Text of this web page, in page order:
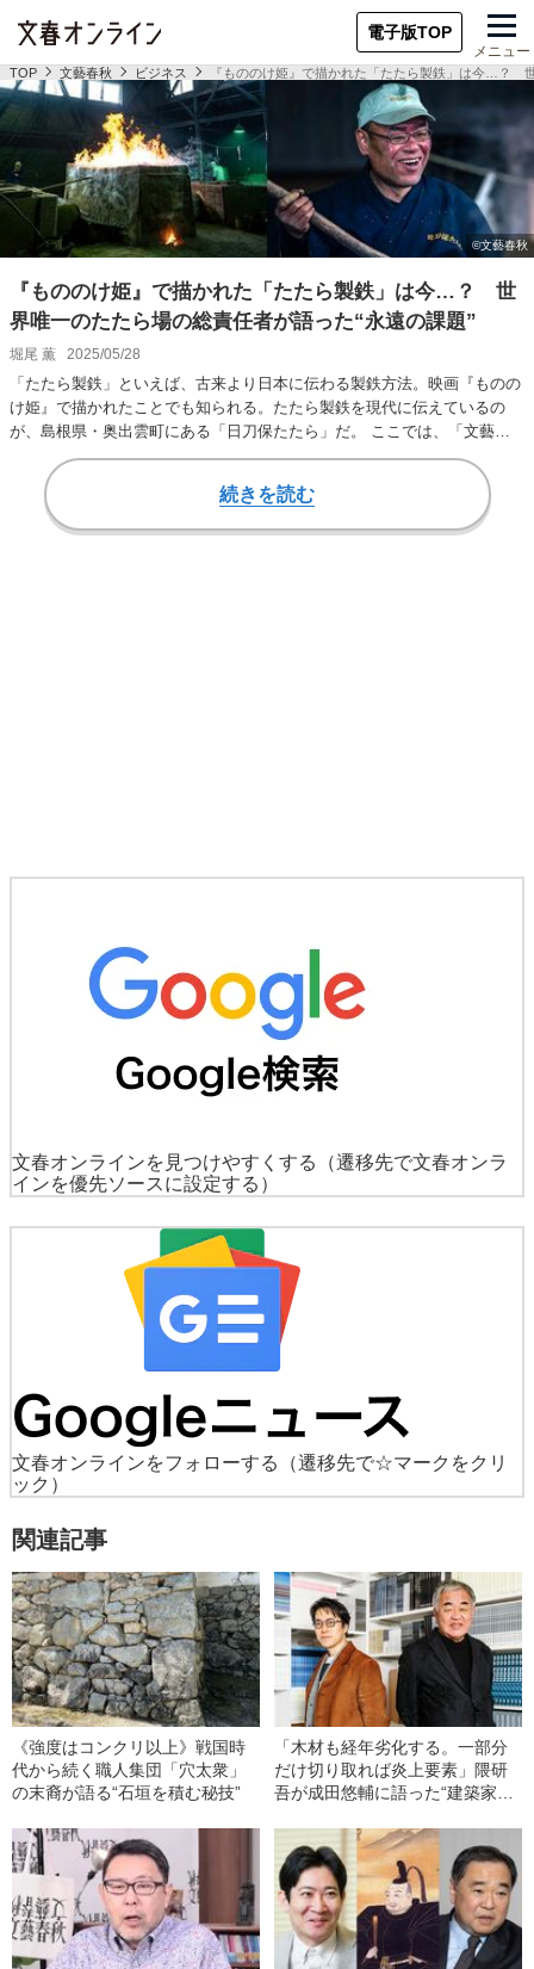
電子版TOP
メニュー
TOP 文藝春秋 ビジネス 『もののけ姫』で描かれた「たたら製鉄」は今…？
『もののけ姫』で描かれた「たたら製鉄」は今…？ 世
界唯一のたたら場の総責任者が語った“永遠の課題”
堀尾 薫 2025/05/28
「たたら製鉄」といえば、古来より日本に伝わる製鉄方法。映画『ものの
け姫』で描かれたことでも知られる。たたら製鉄を現代に伝えているの
が、島根県・奥出雲町にある「日刀保たたら」だ。 ここでは、「文藝春
秋」2025年5月号…
続きを読む
文春オンラインを見つけやすくする
（遷移先で文春オンラ
インを優先ソースに設定する）
文春オンラインをフォローする
（遷移先で☆マークをクリ
ック）
関連記事
《強度はコンクリ以上》戦国時
代から続く職人集団「穴太衆」
の末裔が語る“石垣を積む秘技”
「木材も経年劣化する。一部分
だけ切り取れば炎上要素」隈研
吾が成田悠輔に語った“建築家の